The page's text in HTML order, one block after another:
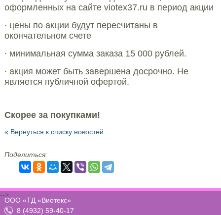
оформленных на сайте viotex37.ru в период акции
∙ цены по акции будут пересчитаны в
окончательном счете
∙ минимальная сумма заказа 15 000 рублей.
∙ акция может быть завершена досрочно. Не
является публичной офертой.
Скорее за покупками!
« Вернуться к списку новостей
Поделиться:
ООО «ТД «Виотекс»
8 (4932) 59-40-17
-->